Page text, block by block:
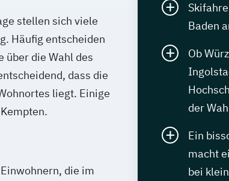
stellen sich viele
Häufig entscheiden
über die Wahl des
dass die
liegt. Einige
die im
Baden
Ob
der
Ein
macht
bei